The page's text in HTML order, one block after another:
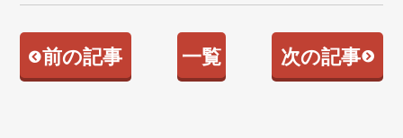
前の記事 一覧 次の記事